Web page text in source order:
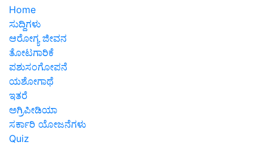
Home
ಸುದ್ದಿಗಳು
ಆರೋಗ್ಯ ಜೀವನ
ತೋಟಗಾರಿಕೆ
ಪಶುಸಂಗೋಪನೆ
ಯಶೋಗಾಥೆ
ಇತರೆ
ಅಗ್ರಿಪೀಡಿಯಾ
ಸರ್ಕಾರಿ ಯೋಜನೆಗಳು
Quiz